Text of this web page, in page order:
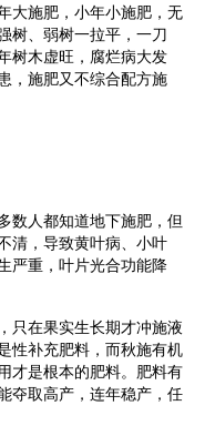
大施肥，小年小施肥，无
树、弱树一拉平，一刀
树木虚旺，腐烂病大发
，施肥又不综合配方施
数人都知道地下施肥，但
清，导致黄叶病、小叶
严重，叶片光合功能降
只在果实生长期才冲施液
性补充肥料，而秋施有机
才是根本的肥料。肥料有
夺取高产，连年稳产，任